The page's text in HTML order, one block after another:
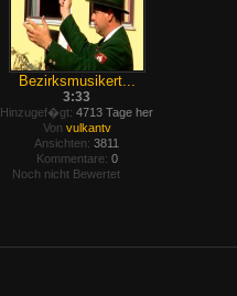
Bezirksmusikert...
3:33
Hinzugef�gt: 4713 Tage her
Von vulkantv
Ansichten: 3811
Kommentare: 0
Noch nicht Bewertet